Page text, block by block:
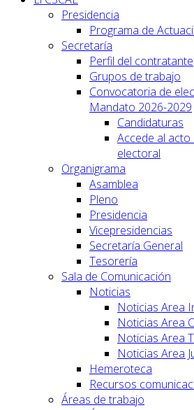
Presidencia
Programa de
Secretaría
Perfil del contratante
Grupos de trabajo
Convocatoria de
Mandato 2026-2029
Candidaturas
Accede al
electoral
Organigrama
Asamblea
Pleno
Presidencia
Vicepresidencias
Secretaría General
Tesorería
Sala de Comunicación
Noticias
Noticias Area
Noticias Area
Noticias Area
Noticias Area
Hemeroteca
Recursos
Áreas de trabajo